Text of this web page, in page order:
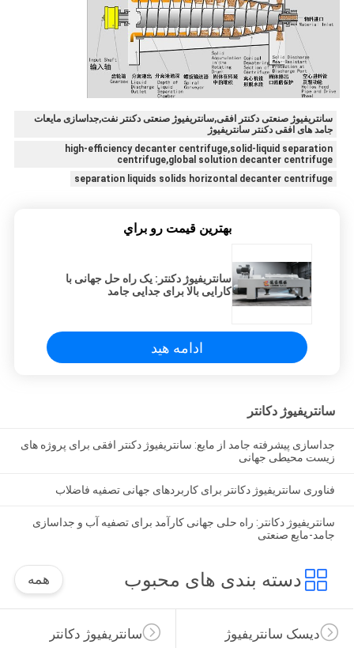
سانتریفیوژ صنعتی دکنتر افقی,سانتریفیوژ صنعتی دکنتر نفت,جداسازی مایعات
جامد های افقی دکنتر سانتریفیوژ
high-efficiency decanter centrifuge,solid-liquid separation
centrifuge,global solution decanter centrifuge
separation liquids solids horizontal decanter centrifuge
بهترين قيمت رو براي
سانتریفیوژ دکنتر: یک راه حل جهانی با
کارایی بالا برای جدایی جامد
ادامه هید
سانتریفیوژ دکانتر
جداسازی پیشرفته جامد از مایع: سانتریفیوژ دکنتر افقی برای پروژه های
زیست محیطی جهانی
فناوری سانتریفیوژ دکانتر برای کاربردهای جهانی تصفیه فاضلاب
سانتریفیوژ دکانتر: راه حلی جهانی کارآمد برای تصفیه آب و جداسازی
جامد-مایع صنعتی
دسته بندی های محبوب همه
سانتریفیوژ دکانتر دیسک سانتریفیوژ